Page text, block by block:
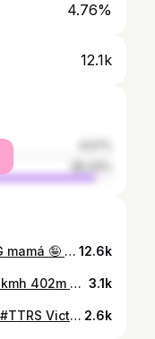
4.76%
12.1k
Lo fuerte que va el Golf con DSG mamá 🤪 parece de fábrica que vino la caja, la entrevista completa está en mi canal de YouTube: Leva TV 12.6k
📹 @enfierradosweb 09.94s 227kmh 402m #VwGolf #GTiMk4 #20vt #DSG Victor Barbanera Team @chopiturbo1 #armadodecalle #AWD sabado 27/01/24 #PicadasOlavarria Autodromo Hnos. Emiliozzi #ENFIERRADOS #RR #pasionporlaspicadas #Olavarria #vag #vaglovers #golfmk4gti 3.1k
09.82s 0.37s RT P2 402m #Audi #TTRS Victor Barbanera Team @chopiturbo1 🚀 2do mejor tiempo AG-GT #armadadecalle domingo 22/06/25 #PicadasMouras 🚦 @enfierradosweb 📹 @facuenfierradosph #ENFIERRADOS #AG #RR #pasionporlaspicadas #AudiTTRS 2.6k